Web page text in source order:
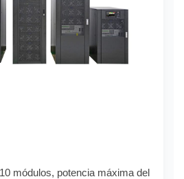
módulos, potencia máxima del